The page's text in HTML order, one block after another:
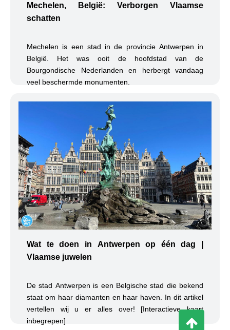
Mechelen, België: Verborgen Vlaamse
schatten
Mechelen is een stad in de provincie Antwerpen in
België. Het was ooit de hoofdstad van de
Bourgondische Nederlanden en herbergt vandaag
veel beschermde monumenten.
Wat te doen in Antwerpen op één dag |
Vlaamse juwelen
De stad Antwerpen is een Belgische stad die bekend
staat om haar diamanten en haar haven. In dit artikel
vertellen wij u er alles over! [Interactieve kaart
inbegrepen]